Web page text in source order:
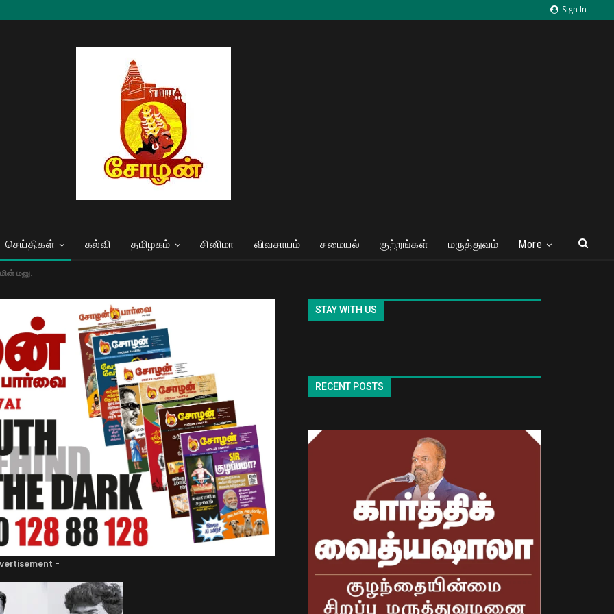
Sign In
செய்திகள் கல்வி தமிழகம் சினிமா விவசாயம் சமையல் குற்றங்கள் மருத்துவம் More
மனு.
-
STAY WITH US
RECENT POSTS